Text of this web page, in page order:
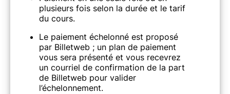
plusieurs fois selon la durée et le tarif
du cours.
Le paiement échelonné est proposé
par Billetweb ; un plan de paiement
vous sera présenté et vous recevrez
un courriel de confirmation de la part
de Billetweb pour valider
l’échelonnement.